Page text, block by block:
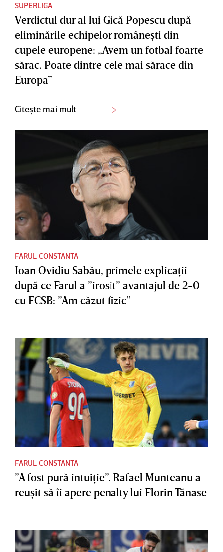
SUPERLIGA
Verdictul dur al lui Gică Popescu după
eliminările echipelor româneşti din
cupele europene: „Avem un fotbal foarte
sărac. Poate dintre cele mai sărace din
Europa”
Citește mai mult
FARUL CONSTANTA
Ioan Ovidiu Sabău, primele explicaţii
după ce Farul a ”irosit” avantajul de 2-0
cu FCSB: ”Am căzut fizic”
FARUL CONSTANTA
”A fost pură intuiţie”. Rafael Munteanu a
reuşit să îi apere penalty lui Florin Tănase